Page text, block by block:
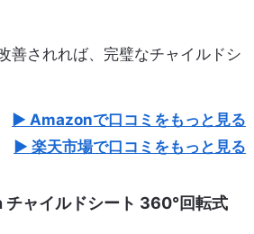
善されれば、完璧なチャイルドシ
Amazonで口コミをもっと見る
楽天市場で口コミをもっと見る
チャイルドシート 360°回転式